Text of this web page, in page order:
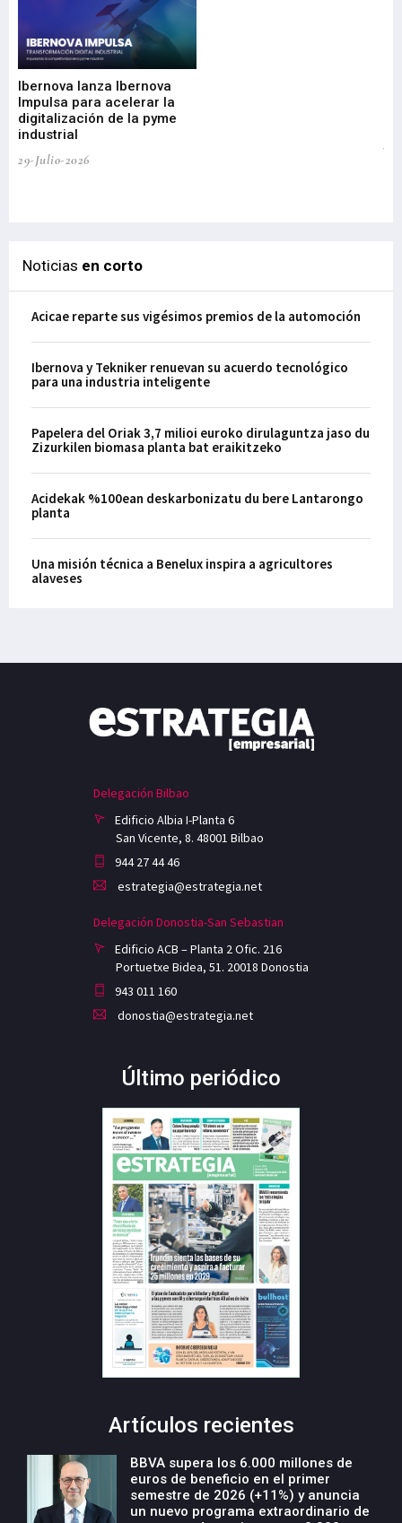
Ibernova lanza Ibernova
Impulsa para acelerar la
digitalización de la pyme
industrial
29-Julio-2026
Noticias en corto
Acicae reparte sus vigésimos premios de la automoción
Ibernova y Tekniker renuevan su acuerdo tecnológico
para una industria inteligente
Papelera del Oriak 3,7 milioi euroko dirulaguntza jaso du
Zizurkilen biomasa planta bat eraikitzeko
Acidekak %100ean deskarbonizatu du bere Lantarongo
planta
Una misión técnica a Benelux inspira a agricultores
alaveses
Delegación Bilbao
Edificio Albia I-Planta 6
San Vicente, 8. 48001 Bilbao
944 27 44 46
estrategia@estrategia.net
Delegación Donostia-San Sebastian
Edificio ACB – Planta 2 Ofic. 216
Portuetxe Bidea, 51. 20018 Donostia
943 011 160
donostia@estrategia.net
Último periódico
Artículos recientes
BBVA supera los 6.000 millones de
euros de beneficio en el primer
semestre de 2026 (+11%) y anuncia
un nuevo programa extraordinario de